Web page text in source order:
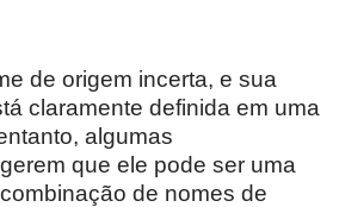
de origem incerta, e sua
claramente definida em uma
algumas
que ele pode ser uma
de nomes de